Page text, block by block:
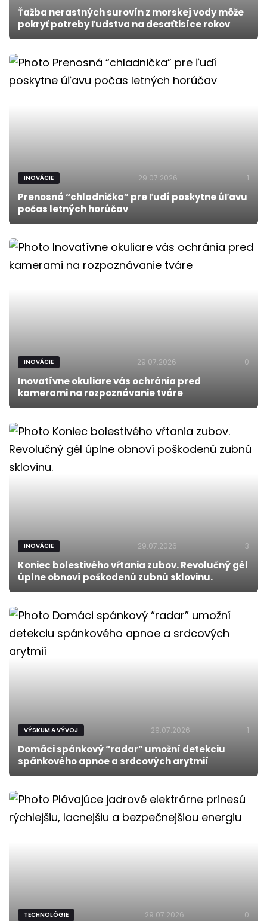
Ťažba nerastných surovín z morskej vody môže
pokryť potreby ľudstva na desaťtisíce rokov
INOVÁCIE 29.07.2026 1
Prenosná “chladnička” pre ľudí poskytne úľavu
počas letných horúčav
INOVÁCIE 29.07.2026 0
Inovatívne okuliare vás ochránia pred
kamerami na rozpoznávanie tváre
INOVÁCIE 29.07.2026 3
Koniec bolestivého vŕtania zubov. Revolučný gél
úplne obnoví poškodenú zubnú sklovinu.
VÝSKUM A VÝVOJ 29.07.2026 1
Domáci spánkový “radar” umožní detekciu
spánkového apnoe a srdcových arytmií
TECHNOLÓGIE 29.07.2026 0